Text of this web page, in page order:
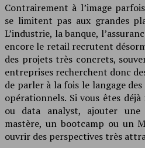
Contrairement à l’image
se limitent pas aux grandes
L’industrie, la banque,
encore le retail recrutent
des projets très concrets,
entreprises recherchent donc
de parler à la fois le langage
opérationnels. Si vous êtes
ou data analyst, ajouter
mastère, un bootcamp ou un
ouvrir des perspectives très